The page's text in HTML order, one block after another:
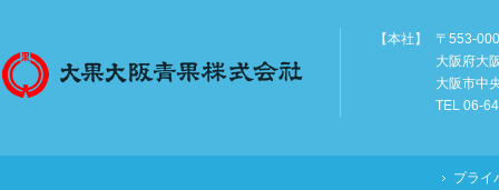
【本社】
〒553-
大阪府大
大阪市中
TEL 06-
プライ